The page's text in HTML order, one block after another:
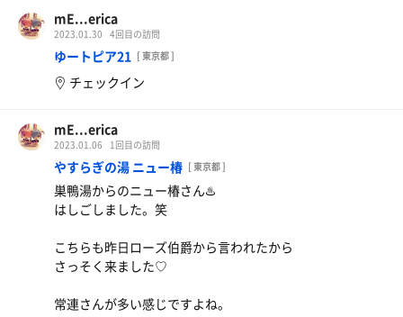
汗ダラダラの幸せ空間。
身体に優しいのほんとそれ！ってかんじ。
ボナサームの後、すごいあまみでた✨️
◾︎テルマーレ改
最初に入ったときに｢サウナ好きすぎ｣流れて
うわぁぁぁ🥺 ってテンションぶち上がってたら
続けて｢そなちね｣流れて無事昇天しました(笑)
あと、ロウリュした後の香りが最高すぎた！
◾︎からからジールサウナ
ほんとにカラカラ熱々でした(笑)
個人的に湿度高いほうが好きだから1セットのみ。
◾︎水風呂
プール泳げて大満足👏✨️
mE...erica
2023.01.30 4回目の訪問
ゆートピア21 [ 東京都 ]
チェックイン
mE...erica
2023.01.06 1回目の訪問
やすらぎの湯 ニュー椿 [ 東京都 ]
巣鴨湯からのニュー椿さん♨️
はしごしました。笑
こちらも昨日ローズ伯爵から言われたから
さっそく来ました♡
常連さんが多い感じですよね。